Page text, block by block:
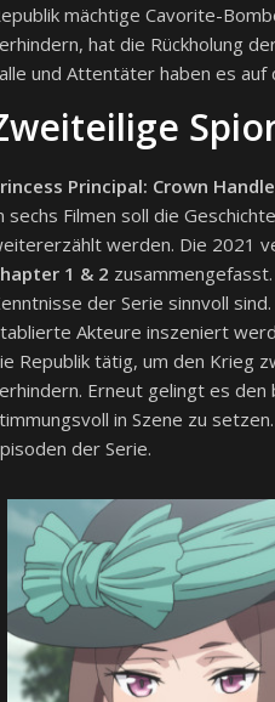
mächtige Cavorite-
hat die Rückholung
und Attentäter haben es auf
Principal: Crown
sechs Filmen soll die
werden. Die 2021
1 & 2
der Serie sinnvoll
Akteure inszeniert
Republik tätig, um den Krieg
Erneut gelingt es den
in Szene zu
der Serie.